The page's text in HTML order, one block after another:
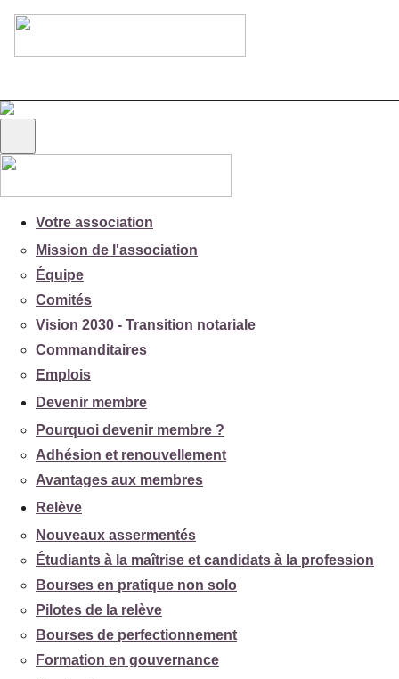
Votre association
Mission de l'association
Équipe
Comités
Vision 2030 - Transition notariale
Commanditaires
Emplois
Devenir membre
Pourquoi devenir membre ?
Adhésion et renouvellement
Avantages aux membres
Relève
Nouveaux assermentés
Étudiants à la maîtrise et candidats à la profession
Bourses en pratique non solo
Pilotes de la relève
Bourses de perfectionnement
Formation en gouvernance